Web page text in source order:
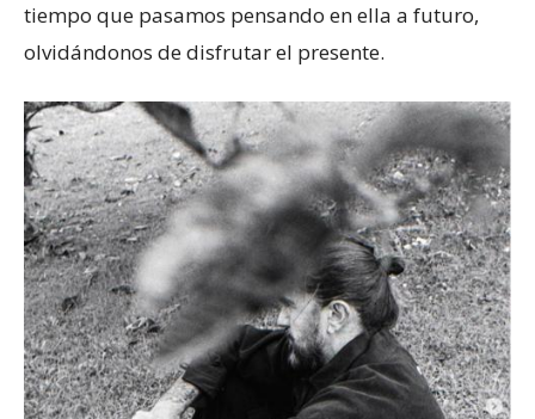
tiempo que pasamos pensando en ella a futuro,
olvidándonos de disfrutar el presente.